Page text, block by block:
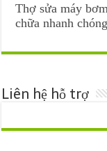
Thợ sửa máy
chữa nhanh chóng
Liên hệ hỗ trợ